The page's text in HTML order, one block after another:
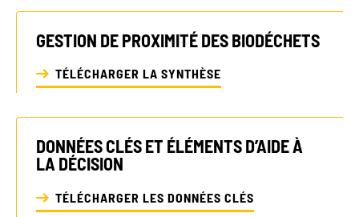
GESTION DE PROXIMITÉ DES BIODÉCHETS
TÉLÉCHARGER LA SYNTHÈSE
DONNÉES CLÉS ET ÉLÉMENTS D’AIDE À
LA DÉCISION
TÉLÉCHARGER LES DONNÉES CLÉS